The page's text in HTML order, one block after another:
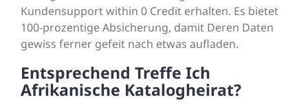
Kundensupport within 0 Credit erhalten. Es bietet
100-prozentige Absicherung, damit Deren Daten
gewiss ferner gefeit nach etwas aufladen.
Entsprechend Treffe Ich
Afrikanische Katalogheirat?